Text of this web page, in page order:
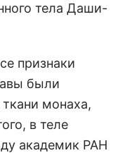
тела Даши-
признаки
были
монаха,
в теле
академик РАН